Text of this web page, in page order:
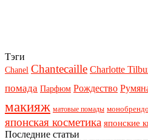
Тэги
Chanel Chantecaille Charlotte
помада Парфюм Рождество
макияж матовые помады
японская косметика японские
Последние статьи